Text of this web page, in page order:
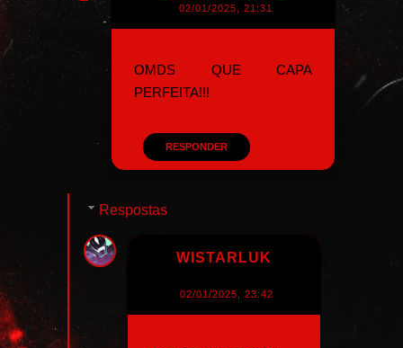
02/01/2025, 21:31
OMDS QUE CAPA
PERFEITA!!!
RESPONDER
Respostas
WISTARLUK
02/01/2025, 23:42